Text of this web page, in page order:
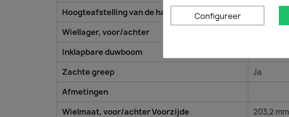
Hoogteafstelling van de handgreep
Wiellager, voor/achter
Inklapbare duwboom
Zachte greep
Ja
Afmetingen
Wielmaat, voor/achter Voorzijde
203,2 mm
Configureer